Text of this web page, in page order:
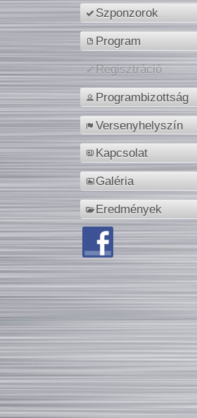
Szponzorok
Program
Regisztráció
Programbizottság
Versenyhelyszín
Kapcsolat
Galéria
Eredmények